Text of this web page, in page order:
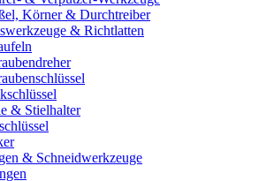
Körner & Durchtreiber
& Richtlatten
& Stielhalter
& Schneidwerkzeuge